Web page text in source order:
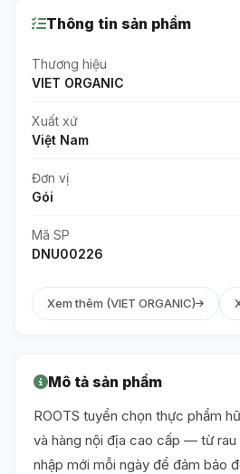
Thông tin sản phẩm
Thương hiệu
VIET ORGANIC
Xuất xứ
Việt Nam
Đơn vị
Gói
Mã SP
DNU00226
Xem thêm (VIET ORGANIC)
Mô tả sản phẩm
ROOTS tuyển chọn thực phẩm
và hàng nội địa cao cấp — từ
nhập mới mỗi ngày để đảm bảo